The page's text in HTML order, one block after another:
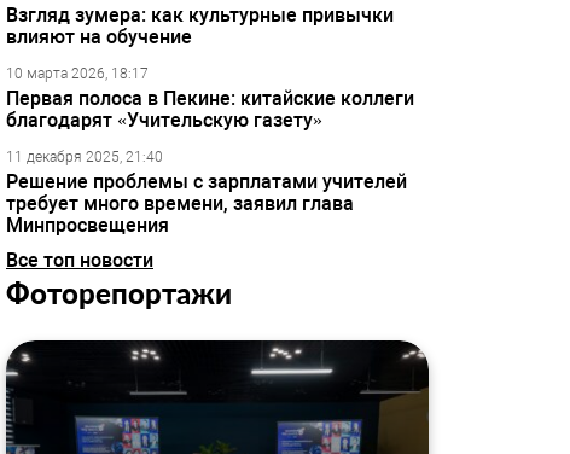
Взгляд зумера: как культурные привычки
влияют на обучение
10 марта 2026, 18:17
Первая полоса в Пекине: китайские коллеги
благодарят «Учительскую газету»
11 декабря 2025, 21:40
Решение проблемы с зарплатами учителей
требует много времени, заявил глава
Минпросвещения
Все топ новости
Фоторепортажи